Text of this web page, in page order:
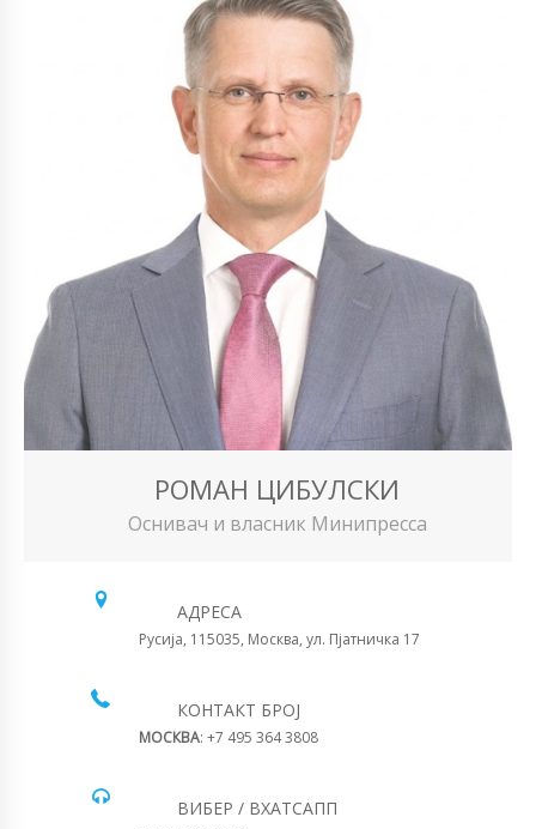
РОМАН ЦИБУЛСКИ
Оснивач и власник Минипресса
АДРЕСА
Русија, 115035, Москва, ул. Пјатничка 17
КОНТАКТ БРОЈ
МОСКВА: +7 495 364 3808
ВИБЕР / ВХАТСАПП